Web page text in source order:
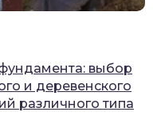
выбор
и деревенского
различного типа